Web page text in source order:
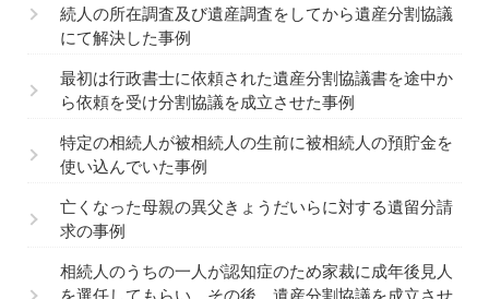
続人の所在調査及び遺産調査をしてから遺産分割協議
にて解決した事例
最初は行政書士に依頼された遺産分割協議書を途中か
ら依頼を受け分割協議を成立させた事例
特定の相続人が被相続人の生前に被相続人の預貯金を
使い込んでいた事例
亡くなった母親の異父きょうだいらに対する遺留分請
求の事例
相続人のうちの一人が認知症のため家裁に成年後見人
を選任してもらい、その後、遺産分割協議を成立させ